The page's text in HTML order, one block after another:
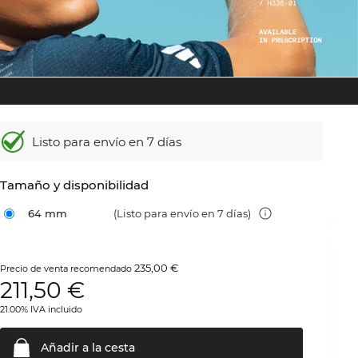
Listo para envío en 7 días
Tamaño y disponibilidad
64 mm (Listo para envío en 7 días)
Precio de venta recomendado235,00 €
211,50 €
21.00% IVA incluido
Añadir a la cesta